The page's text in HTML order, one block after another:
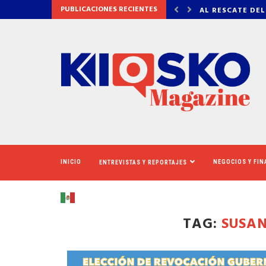
PUBLICACIONES RECIENTES
CINERAMA DOME VADHIR
INICIO ENTREVISTAS Y REPORTAJES NEGOCIOS Y
TAG: